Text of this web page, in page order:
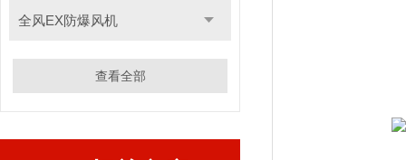
全风EX防爆风机
查看全部